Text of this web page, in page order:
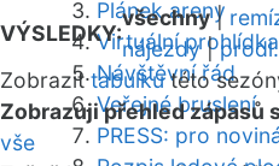
Plánek areny
Virtuální prohlídka
Návštěvní řád
Veřejné bruslení
PRESS: pro
VÝSLEDKY:
všechny|
nájezdy|
Zobrazittabulkutéto
Zobrazuji přehled zápasů
vše